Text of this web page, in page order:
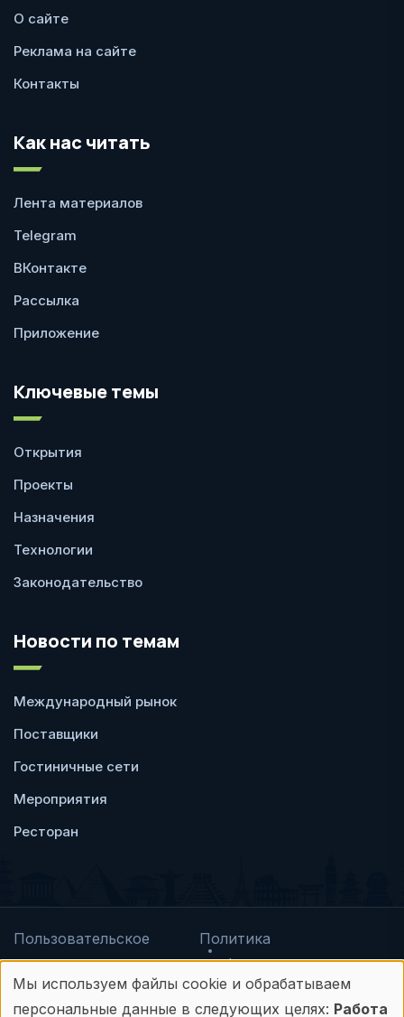
О сайте
Реклама на сайте
Контакты
Как нас читать
Лента материалов
Telegram
ВКонтакте
Рассылка
Приложение
Ключевые темы
Открытия
Проекты
Назначения
Технологии
Законодательство
Новости по темам
Международный рынок
Поставщики
Гостиничные сети
Мероприятия
Ресторан
Пользовательское
соглашение
Политика
конфиденциальности
© Frontdesk.ru, 2006-2026
Использование
Мы используем файлы cookie и обрабатываем
персональные данные в следующих целях: Работа